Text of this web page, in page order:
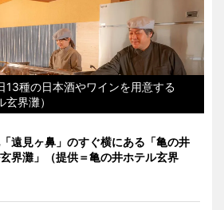
13種の日本酒やワインを用意する
玄界灘）
遠見ヶ鼻」のすぐ横にある「亀の井
界灘」（提供＝亀の井ホテル玄界